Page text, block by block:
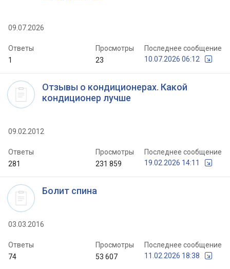
09.07.2026
Ответы
1
Просмотры
23
Последнее сообщение
10.07.2026 06:12
Отзывы о кондиционерах. Какой
кондиционер лучше
09.02.2012
Ответы
281
Просмотры
231 859
Последнее сообщение
19.02.2026 14:11
Болит спина
03.03.2016
Ответы
74
Просмотры
53 607
Последнее сообщение
11.02.2026 18:38